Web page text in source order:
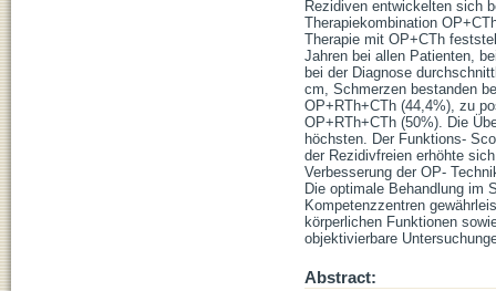
Rezidiven entwickelten sich
Therapiekombination
Therapie mit OP+CTh
Jahren bei allen Patienten,
bei der Diagnose
cm, Schmerzen bestanden
OP+RTh+CTh (44,4%), zu
OP+RTh+CTh (50%). Die
höchsten. Der Funktions-
der Rezidivfreien erhöhte
Verbesserung der OP-
Die optimale Behandlung im
Kompetenzzentren
körperlichen Funktionen
objektivierbare
Abstract: